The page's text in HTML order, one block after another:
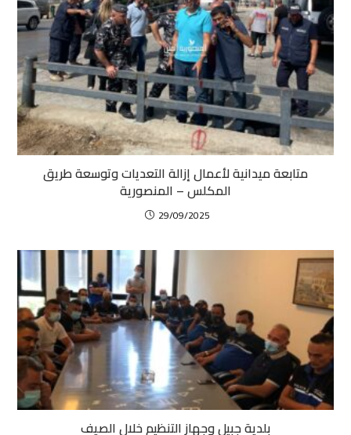
متابعة ميدانية لأعمال إزالة التعديات وتوسعة طريق
المكلس – المنصورية
29/09/2025
بلدية جبيل وجهاز التنظيم خلال الصيف